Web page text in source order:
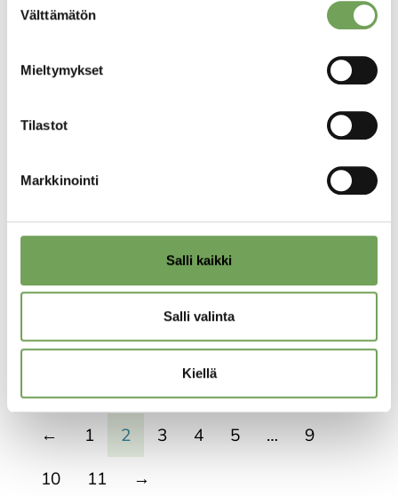
valinta
Välttämätön
Mieltymykset
Tilastot
Markkinointi
Salli kaikki
Salli valinta
Kiellä
Mikkonen, Tapani:
190,00€
Lisää ostoskoriin
Mikkonen, Tapani:
190,00€
Lisää ostoskoriin
← 1 2 3 4 5 … 9
10 11 →